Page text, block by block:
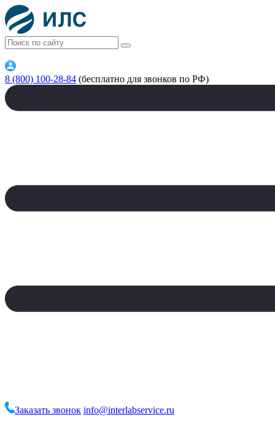
8 (800) 100-28-84 (бесплатно для звонков по РФ)
Заказать звонок info@interlabservice.ru